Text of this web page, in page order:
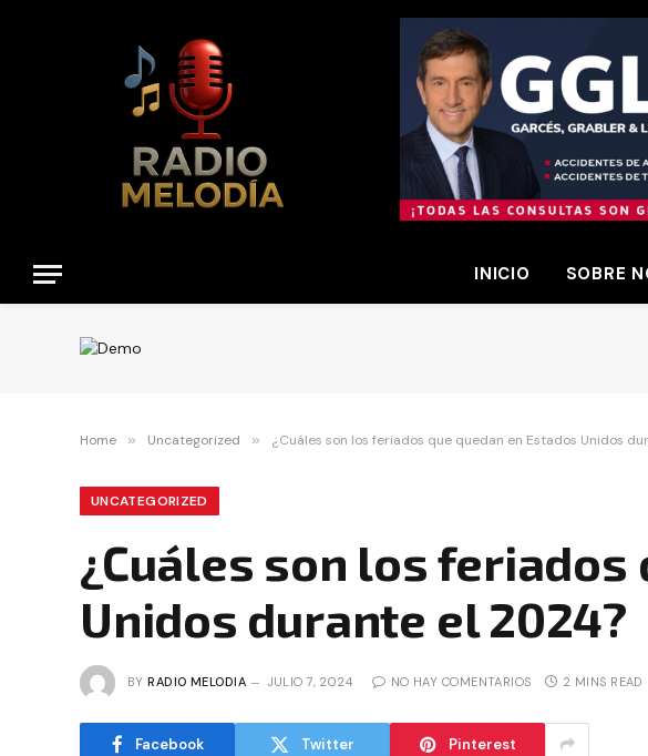
INICIO SOBRE
Home » Uncategorized » ¿Cuáles son los feriados que quedan en Estados Unidos
UNCATEGORIZED
¿Cuáles son los feriados
Unidos durante el 2024?
BY RADIO MELODIA JULIO 7, 2024 NO HAY COMENTARIOS 2 MINS READ
Facebook Twitter Pinterest